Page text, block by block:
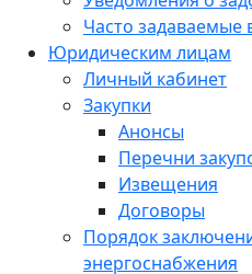
Часто задаваемые
Юридическим лицам
Личный кабинет
Закупки
Анонсы
Перечни
Извещения
Договоры
Порядок
энергоснабжения